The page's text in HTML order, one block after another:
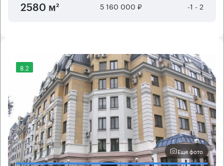
2580 м² 5 160 000 ₽ -1 - 2
8.2
Еще фото